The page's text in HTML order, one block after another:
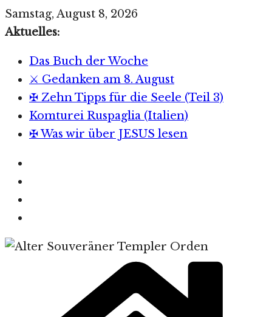
Zum
Inhalt
Samstag, August 8, 2026
Aktuelles:
Das Buch der Woche
⚔️ Gedanken am 8. August
✠ Zehn Tipps für die Seele (Teil 3)
Komturei Ruspaglia (Italien)
✠ Was wir über JESUS lesen